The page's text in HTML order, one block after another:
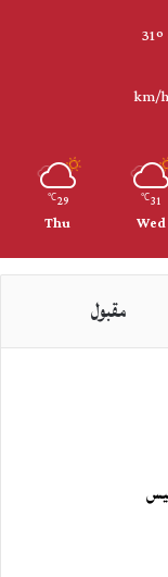
31
℃
Wed
29
℃
Thu
مقبول